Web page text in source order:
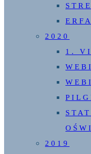
2020
1.
2019